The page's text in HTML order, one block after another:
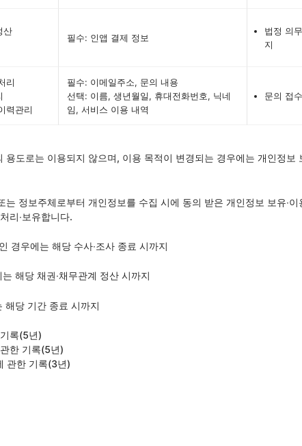
산
필수: 인앱 결제 정보
법정 의
지
리
력관리
필수: 이메일주소, 문의 내용
선택: 이름, 생년월일, 휴대전화번호, 닉네
임, 서비스 이용 내역
문의 접
도로는 이용되지 않으며, 이용 목적이 변경되는 경우에는 개인정보
정보주체로부터 개인정보를 수집 시에 동의 받은 개인정보 보유∙
리∙보유합니다.
경우에는 해당 수사∙조사 종료 시까지
해당 채권∙채무관계 정산 시까지
해당 기간 종료 시까지
록(5년)
한 기록(5년)
관한 기록(3년)